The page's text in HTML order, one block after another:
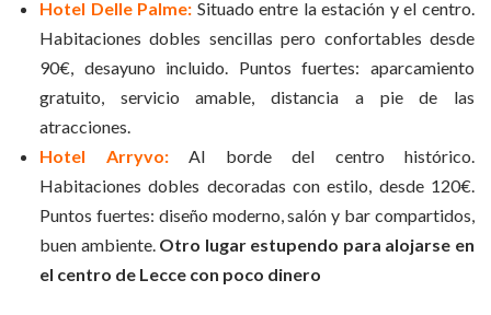
Hotel Delle Palme: Situado entre la estación y el centro.
Habitaciones dobles sencillas pero confortables desde
90€, desayuno incluido. Puntos fuertes: aparcamiento
gratuito, servicio amable, distancia a pie de las
atracciones.
Hotel Arryvo:Al borde del centro histórico.
Habitaciones dobles decoradas con estilo, desde 120€.
Puntos fuertes: diseño moderno, salón y bar compartidos,
buen ambiente. Otro lugar estupendo para alojarse en
el centro de Lecce con poco dinero